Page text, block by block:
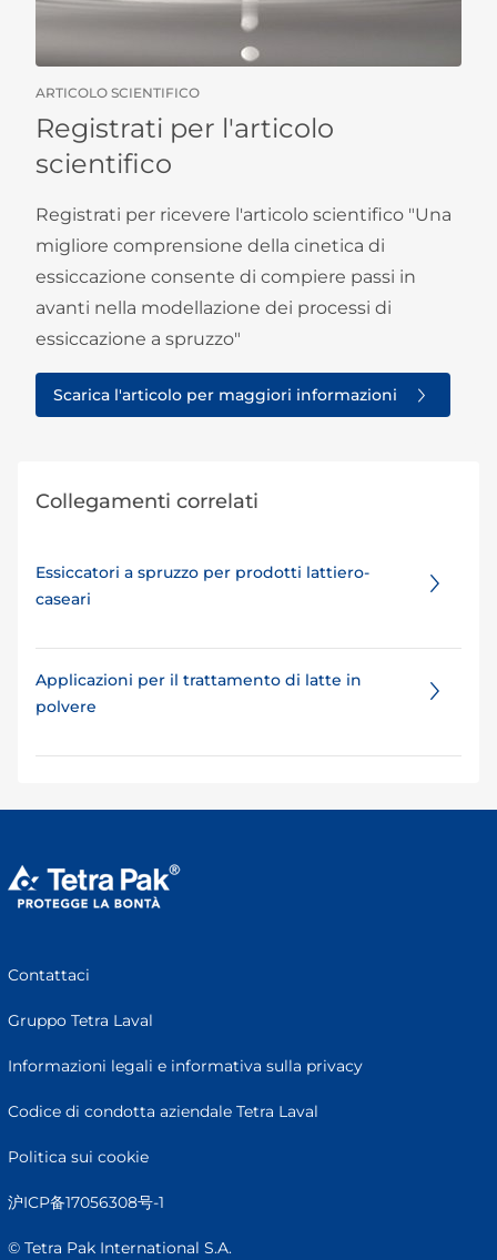
ARTICOLO SCIENTIFICO
Registrati per l'articolo
scientifico
Registrati per ricevere l'articolo scientifico "Una
migliore comprensione della cinetica di
essiccazione consente di compiere passi in
avanti nella modellazione dei processi di
essiccazione a spruzzo"
Scarica l'articolo per maggiori informazioni
Collegamenti correlati
Essiccatori a spruzzo per prodotti lattiero-
caseari
Applicazioni per il trattamento di latte in
polvere
Contattaci
Gruppo Tetra Laval
Informazioni legali e informativa sulla privacy
Codice di condotta aziendale Tetra Laval
Politica sui cookie
沪ICP备17056308号-1
© Tetra Pak International S.A.